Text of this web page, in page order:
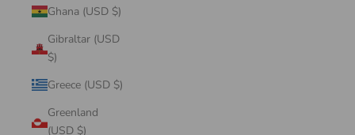
Ghana (USD $)
Gibraltar (USD
$)
Greece (USD $)
Greenland
(USD $)